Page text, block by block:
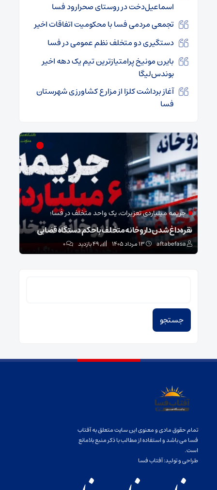
اسماعیل‌دخت در روستای صحرارود فسا
تجمعی مردمی فسا با محکومیت اتفاقات اخیر
دستگیری دو متخلف نظم عمومی در فسا
بایرن مونیخ پرامتیازترین تیم یک دهه اخیر
بوندس‌لیگا
آغاز برداشت کلزا از مزارع کشاورزی شهرستان
فسا
مدیر بیمارستان امام حسین(ع) فسا خبر داد؛
نخستین دستگاه پیشگیری از ترومبوز در بیمارستان فسا
aftabefasa 36 بازدید ۰
تمام حقوق مادی و معنوی این سایت متعلق به آفتاب
فسا می باشد و استفاده از مطالب با ذکر منبع بلامانع
است.
طراحی و تولید:آفتاب فسا